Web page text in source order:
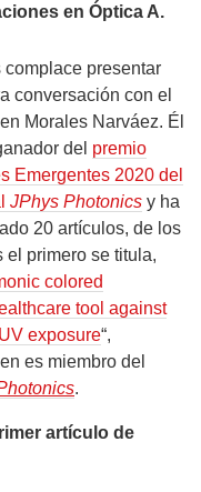
en Óptica A.
presentar
conversación con el
Morales Narváez. Él
del premio
Emergentes 2020 del
JPhys Photonics y ha
20 artículos, de los
el primero se titula,
colored
tool against
exposure“,
es miembro del
.
artículo de